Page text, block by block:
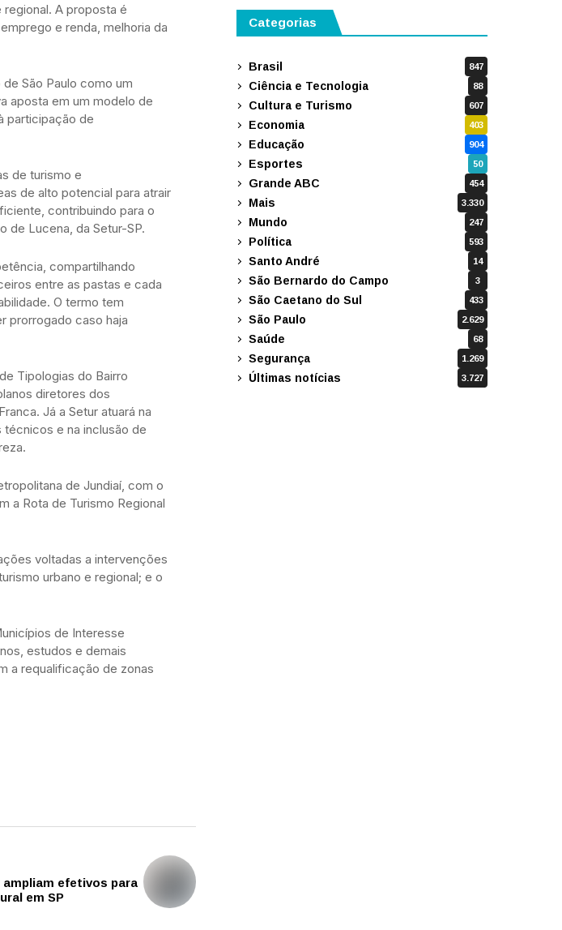
A proposta é
e renda, melhoria da
São Paulo como um
aposta em um modelo de
participação de
de turismo e
de alto potencial para atrair
contribuindo para o
de Lucena, da Setur-SP.
compartilhando
entre as pastas e cada
O termo tem
prorrogado caso haja
Tipologias do Bairro
diretores dos
Já a Setur atuará na
e na inclusão de
de Jundiaí, com o
a Rota de Turismo Regional
voltadas a intervenções
urbano e regional; e o
de Interesse
estudos e demais
a requalificação de zonas
efetivos para
em SP
Categorias
Brasil 847
Ciência e Tecnologia 88
Cultura e Turismo 607
Economia 403
Educação 904
Esportes 50
Grande ABC 454
Mais 3.330
Mundo 247
Política 593
Santo André 14
São Bernardo do Campo 3
São Caetano do Sul 433
São Paulo 2.629
Saúde 68
Segurança 1.269
Últimas notícias 3.727